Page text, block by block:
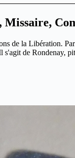
Missaire,
de la Libération.
s'agit de Rondenay,